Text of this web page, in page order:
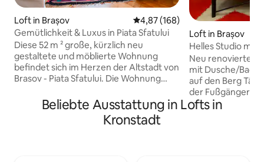
Loft in Brașov Durchschnittliche Bewertung:
4,87 (168)
Gemütlichkeit & Luxus in Piata Sfatului
Diese 52 m ² große, kürzlich neu
gestaltete und möblierte Wohnung
befindet sich im Herzen der Altstadt von
Brasov - Piata Sfatului. Die Wohnung
dem Jahr 1890, Casa Mandl, und hat
einen wunderschönen Blick auf den
Platz, mit der Schwarzen Kirche (Biserica
Loft in Brașov
Helles Studio mit
Altstadt von
Neu renoviertes
mit Dusche/
auf den Berg Tâmpa. Das Hotel
der
Gehminuten von
Beliebte Ausstattung in Lofts in
Kronstadt